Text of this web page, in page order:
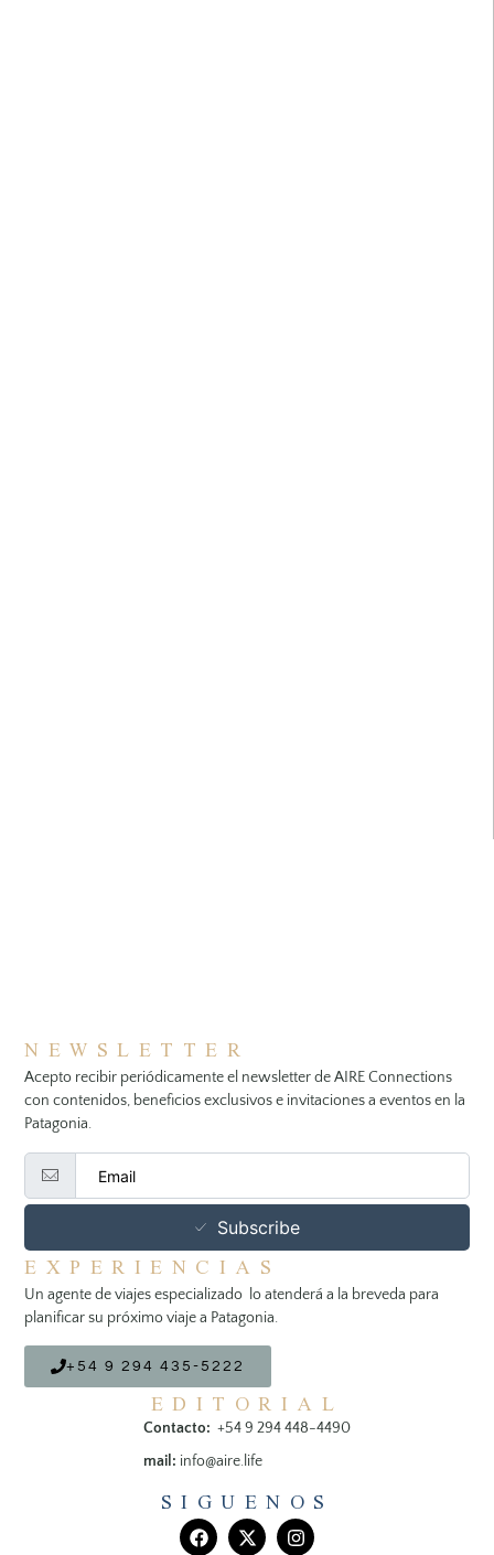
NEWSLETTER
Acepto recibir periódicamente el newsletter de AIRE Connections
con contenidos, beneficios exclusivos e invitaciones a eventos en la
Patagonia.
Subscribe
EXPERIENCIAS
Un agente de viajes especializado lo atenderá a la breveda para
planificar su próximo viaje a Patagonia.
+54 9 294 435-5222
EDITORIAL
Contacto: +54 9 294 448-4490
mail: info@aire.life
SIGUENOS